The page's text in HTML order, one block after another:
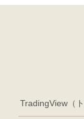
TradingView（